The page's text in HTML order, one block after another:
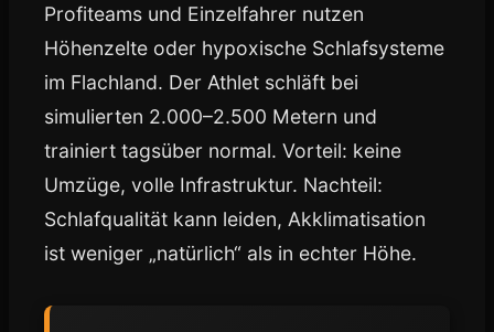
Profiteams und Einzelfahrer nutzen
Höhenzelte oder hypoxische Schlafsysteme
im Flachland. Der Athlet schläft bei
simulierten 2.000–2.500 Metern und
trainiert tagsüber normal. Vorteil: keine
Umzüge, volle Infrastruktur. Nachteil:
Schlafqualität kann leiden, Akklimatisation
ist weniger „natürlich“ als in echter Höhe.